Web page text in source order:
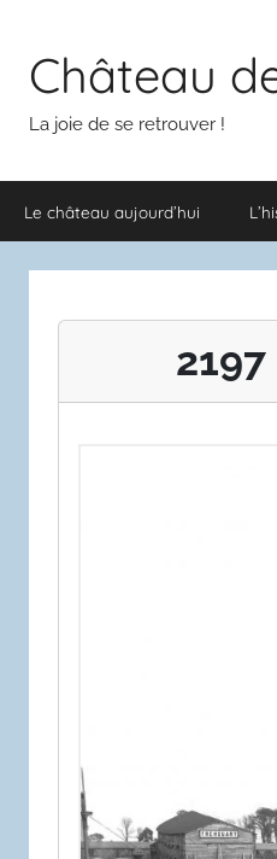
contenuChâteau
La joie de se retrouver !
Le château aujourd’hui
2197